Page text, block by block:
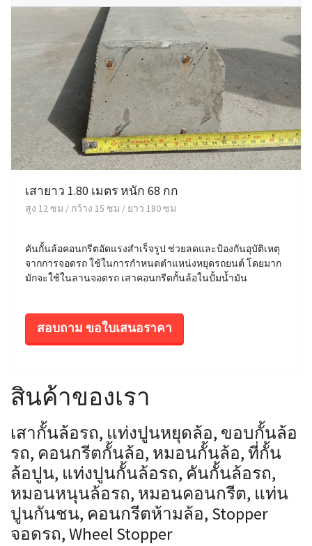
เสายาว 1.80 เมตร หนัก 68 กก
สูง 12 ซม / กว้าง 15 ซม / ยาว 180 ซม
คันกั้นล้อคอนกรีตอัดแรงสำเร็จรูป ช่วยลดและป้องกันอุบัติเหตุ
จากการจอดรถ ใช้ในการกำหนดตำแหน่งหยุดรถยนต์ โดยมาก
มักจะใช้ในลานจอดรถ เสาคอนกรีตกั้นล้อในปั้มน้ำมัน
สอบถาม ขอใบเสนอราคา
สินค้าของเรา
เสากั้นล้อรถ, แท่งปูนหยุดล้อ, ขอบกั้นล้อ
รถ, คอนกรีตกั้นล้อ, หมอนกั้นล้อ, ที่กั้น
ล้อปูน, แท่งปูนกั้นล้อรถ, คันกั้นล้อรถ,
หมอนหนุนล้อรถ, หมอนคอนกรีต, แท่น
ปูนกันชน, คอนกรีตห้ามล้อ, Stopper
จอดรถ, Wheel Stopper